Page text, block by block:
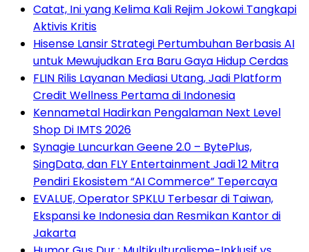
Catat, Ini yang Kelima Kali Rejim Jokowi Tangkapi
Aktivis Kritis
Hisense Lansir Strategi Pertumbuhan Berbasis AI
untuk Mewujudkan Era Baru Gaya Hidup Cerdas
FLIN Rilis Layanan Mediasi Utang, Jadi Platform
Credit Wellness Pertama di Indonesia
Kennametal Hadirkan Pengalaman Next Level
Shop Di IMTS 2026
Synagie Luncurkan Geene 2.0 – BytePlus,
SingData, dan FLY Entertainment Jadi 12 Mitra
Pendiri Ekosistem “AI Commerce” Tepercaya
EVALUE, Operator SPKLU Terbesar di Taiwan,
Ekspansi ke Indonesia dan Resmikan Kantor di
Jakarta